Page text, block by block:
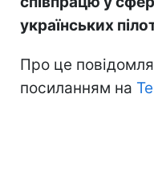
українських
Про це
посиланням на